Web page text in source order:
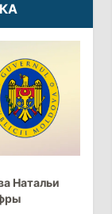
по
низкой
Натальи